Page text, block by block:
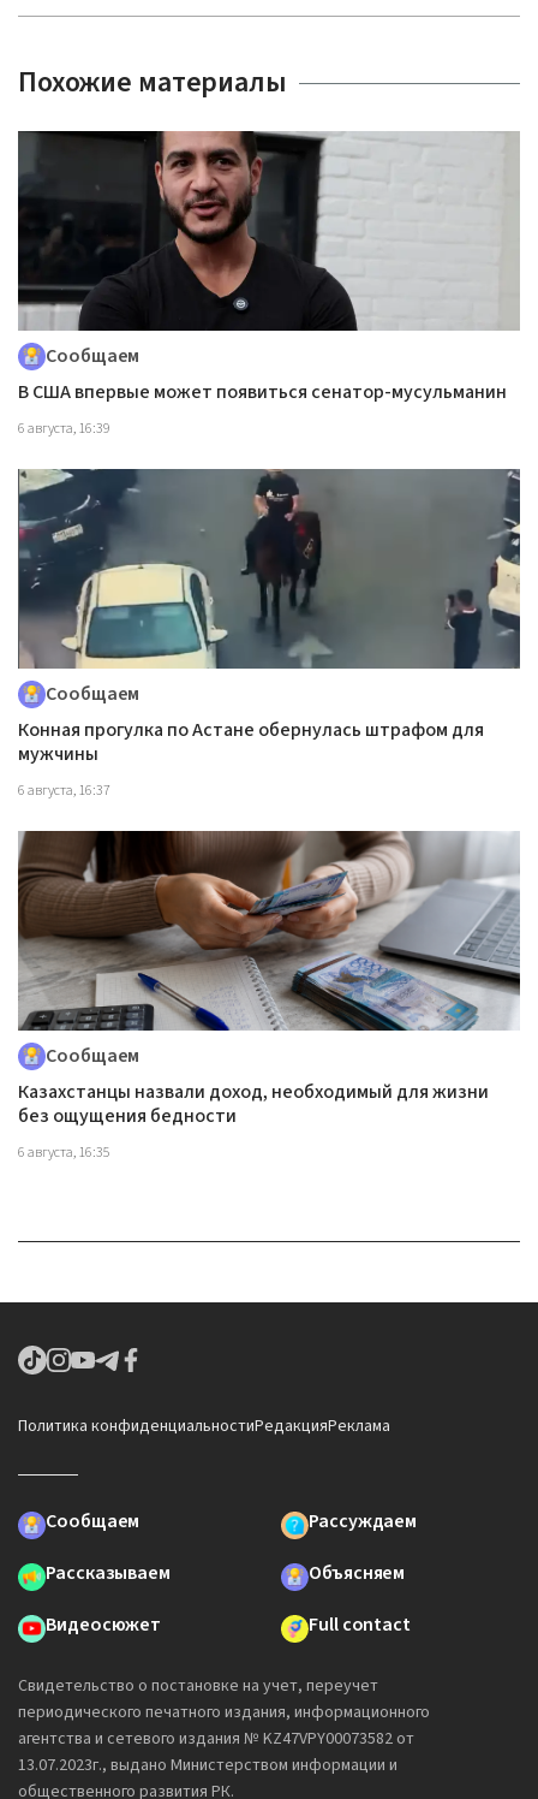
Похожие материалы
Сообщаем
В США впервые может появиться сенатор-мусульманин
6 августа, 16:39
Сообщаем
Конная прогулка по Астане обернулась штрафом для
мужчины
6 августа, 16:37
Сообщаем
Казахстанцы назвали доход, необходимый для жизни
без ощущения бедности
6 августа, 16:35
Политика конфиденциальностиРедакцияРеклама
Сообщаем
Рассуждаем
Рассказываем
Объясняем
Видеосюжет
Full contact
Свидетельство о постановке на учет, переучет
периодического печатного издания, информационного
агентства и сетевого издания № KZ47VPY00073582 от
13.07.2023г., выдано Министерством информации и
общественного развития РК.